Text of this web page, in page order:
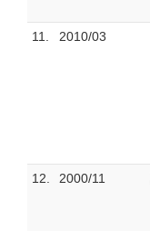
11. 2010/03
12. 2000/11